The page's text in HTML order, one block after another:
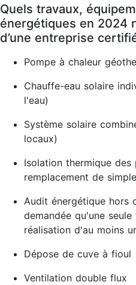
Quels travaux,
énergétiques en 2024
d’une entreprise
Pompe à chaleur
Chauffe-eau solaire
l'eau)
Système solaire
locaux)
Isolation thermique
remplacement de
Audit énergétique hors
demandée qu'une
réalisation d'au moins
Dépose de cuve à fioul
Ventilation double flux